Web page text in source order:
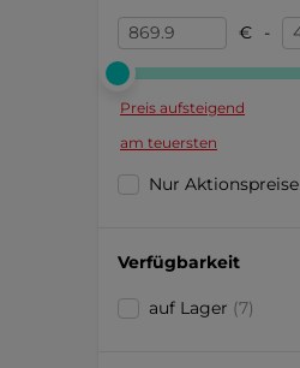
€ -
Preis aufsteigend
am teuersten
Nur Aktionspreise
Verfügbarkeit
auf Lager (7)